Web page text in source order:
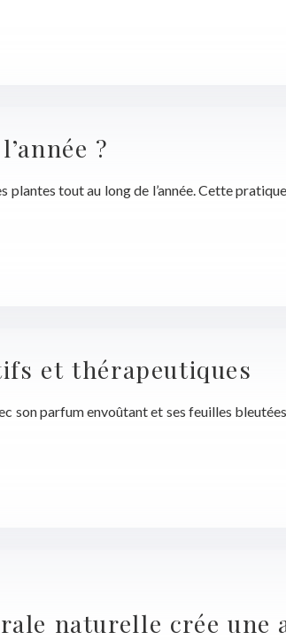
?
tout au long de l’année. Cette
et thérapeutiques
son parfum envoûtant et ses feuilles
naturelle crée une